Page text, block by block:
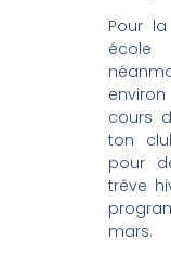
Pour
cours
ton
pour
trêve
mars.